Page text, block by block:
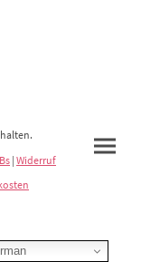
| Widerruf